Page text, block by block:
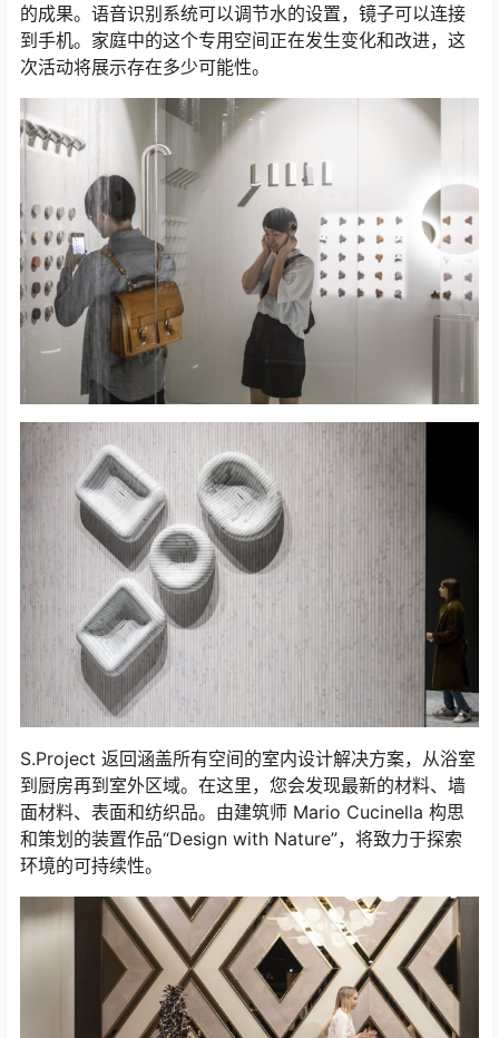
的成果。语音识别系统可以调节水的设置，镜子可以连接
到手机。家庭中的这个专用空间正在发生变化和改进，这
次活动将展示存在多少可能性。
S.Project 返回涵盖所有空间的室内设计解决方案，从浴室
到厨房再到室外区域。在这里，您会发现最新的材料、墙
面材料、表面和纺织品。由建筑师 Mario Cucinella 构思
和策划的装置作品“Design with Nature”，将致力于探索
环境的可持续性。